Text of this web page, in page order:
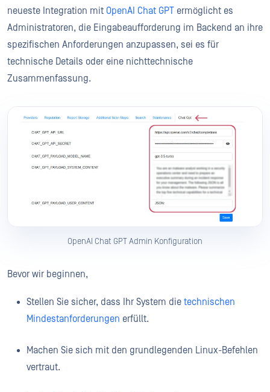
neueste Integration mit OpenAI Chat GPT ermöglicht es
Administratoren, die Eingabeaufforderung im Backend an ihre
spezifischen Anforderungen anzupassen, sei es für
technische Details oder eine nichttechnische
Zusammenfassung.
OpenAI Chat GPT Admin Konfiguration
Bevor wir beginnen,
Stellen Sie sicher, dass Ihr System die technischen
Mindestanforderungen erfüllt.
Machen Sie sich mit den grundlegenden Linux-Befehlen
vertraut.